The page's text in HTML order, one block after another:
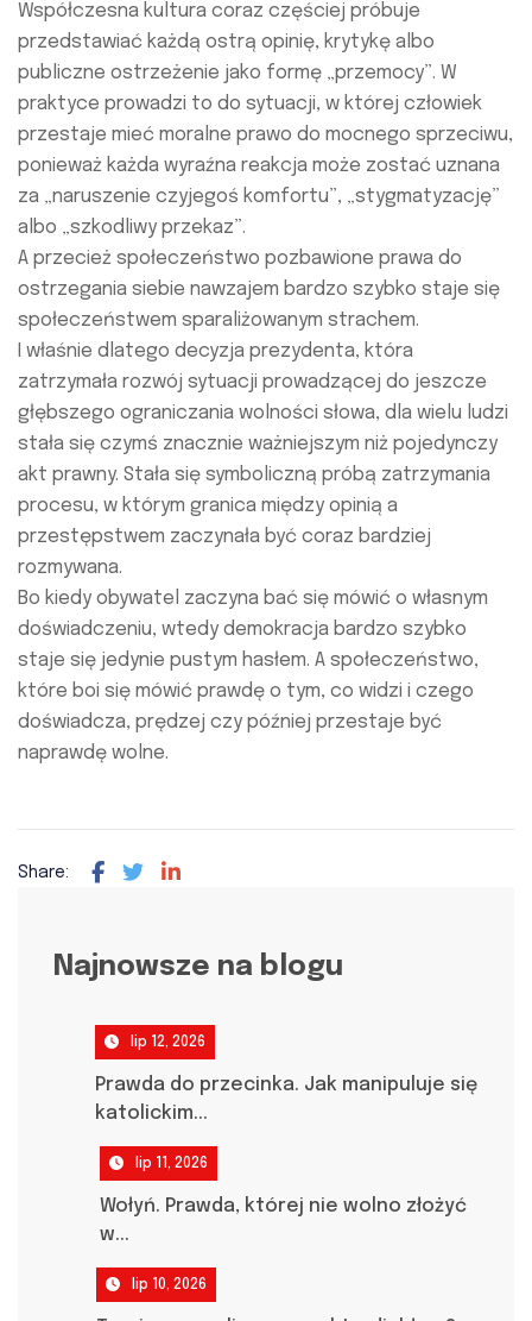
Współczesna kultura coraz częściej próbuje
przedstawiać każdą ostrą opinię, krytykę albo
publiczne ostrzeżenie jako formę „przemocy”. W
praktyce prowadzi to do sytuacji, w której człowiek
przestaje mieć moralne prawo do mocnego sprzeciwu,
ponieważ każda wyraźna reakcja może zostać uznana
za „naruszenie czyjegoś komfortu”, „stygmatyzację”
albo „szkodliwy przekaz”.
A przecież społeczeństwo pozbawione prawa do
ostrzegania siebie nawzajem bardzo szybko staje się
społeczeństwem sparaliżowanym strachem.
I właśnie dlatego decyzja prezydenta, która
zatrzymała rozwój sytuacji prowadzącej do jeszcze
głębszego ograniczania wolności słowa, dla wielu ludzi
stała się czymś znacznie ważniejszym niż pojedynczy
akt prawny. Stała się symboliczną próbą zatrzymania
procesu, w którym granica między opinią a
przestępstwem zaczynała być coraz bardziej
rozmywana.
Bo kiedy obywatel zaczyna bać się mówić o własnym
doświadczeniu, wtedy demokracja bardzo szybko
staje się jedynie pustym hasłem. A społeczeństwo,
które boi się mówić prawdę o tym, co widzi i czego
doświadcza, prędzej czy później przestaje być
naprawdę wolne.
Share:
Najnowsze na blogu
lip 12, 2026
Prawda do przecinka. Jak manipuluje się
katolickim...
lip 11, 2026
Wołyń. Prawda, której nie wolno złożyć
w...
lip 10, 2026